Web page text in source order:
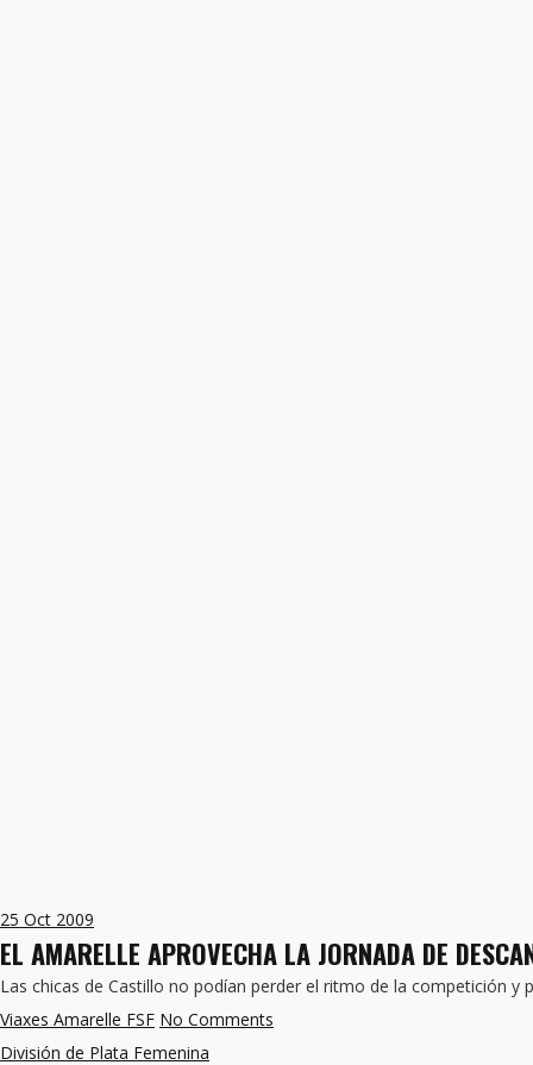
25 Oct 2009
EL AMARELLE APROVECHA LA JORNADA DE
Las chicas de Castillo no podían perder el ritmo de la competición
Viaxes Amarelle FSF No Comments
División de Plata Femenina